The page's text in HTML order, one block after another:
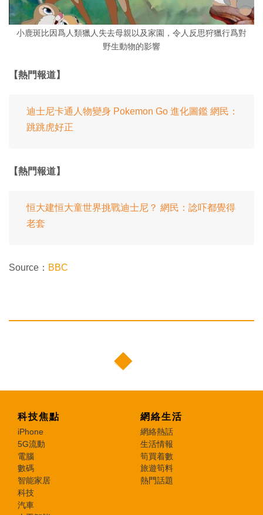
小鹿斑比因爲人類獵人失去母親以及家園，令人反思狩獵行爲對
野生動物的影響
【熱門報道】
迪士尼卡通人物變身 Pokemon Go 進化圖鑑 網民：
跳跳虎好正
【熱門報道】
恒大建恒大童世界挑戰迪士尼？ 網民：諗吓都覺得
老套
Source： BBC
科技焦點
iPhone
5G流動
電腦
數碼
智能家居
科技
汽車
網絡生活
網絡熱話
生活情報
筍買着數
旅遊筍料
熱門話題